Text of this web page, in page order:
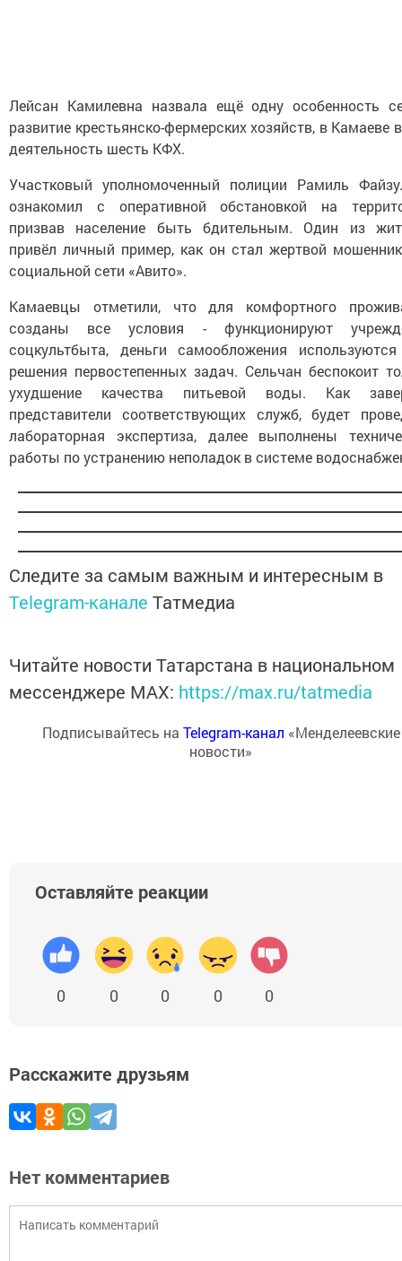
Лейсан Камилевна назвала ещё одну особенность
развитие крестьянско-фермерских хозяйств, в Камаеве
деятельность шесть КФХ.
Участковый уполномоченный полиции Рамиль
ознакомил с оперативной обстановкой на
призвав население быть бдительным. Один из
привёл личный пример, как он стал жертвой
социальной сети «Авито».
Камаевцы отметили, что для комфортного
созданы все условия - функционируют
соцкультбыта, деньги самообложения
решения первостепенных задач. Сельчан беспокоит
ухудшение качества питьевой воды. Как
представители соответствующих служб, будет
лабораторная экспертиза, далее выполнены
работы по устранению неполадок в системе
Следите за самым важным и интересным в
Telegram-канале Татмедиа
Читайте новости Татарстана в национальном
мессенджере MАХ: https://max.ru/tatmedia
Подписывайтесь на Telegram-канал «Менделеевские
новости»
Оставляйте реакции
0 0 0 0 0
Расскажите друзьям
Нет комментариев